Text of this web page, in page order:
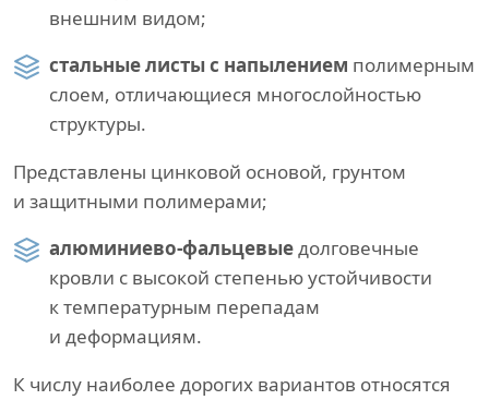
внешним видом;
стальные листы с напылением полимерным
слоем, отличающиеся многослойностью
структуры.
Представлены цинковой основой, грунтом
и защитными полимерами;
алюминиево-фальцевыедолговечные
кровли с высокой степенью устойчивости
к температурным перепадам
и деформациям.
К числу наиболее дорогих вариантов относятся